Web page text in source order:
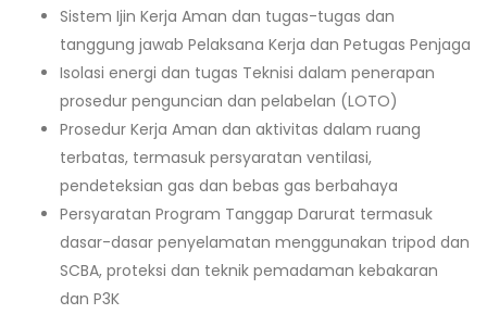
Sistem Ijin Kerja Aman dan tugas-tugas dan
tanggung jawab Pelaksana Kerja dan Petugas Penjaga
Isolasi energi dan tugas Teknisi dalam penerapan
prosedur penguncian dan pelabelan (LOTO)
Prosedur Kerja Aman dan aktivitas dalam ruang
terbatas, termasuk persyaratan ventilasi,
pendeteksian gas dan bebas gas berbahaya
Persyaratan Program Tanggap Darurat termasuk
dasar-dasar penyelamatan menggunakan tripod dan
SCBA, proteksi dan teknik pemadaman kebakaran
dan P3K